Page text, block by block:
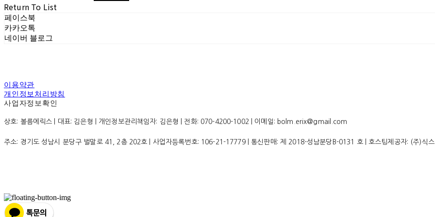
Return To List
페이스북
카카오톡
네이버 블로그
이용약관
개인정보처리방침
사업자정보확인
상호: 볼름에릭스 | 대표: 김은형 | 개인정보관리책임자: 김은형 | 전화: 070-4200-1002 | 이메일: bolm.erix@gmail.com
주소: 경기도 성남시 분당구 벌말로 41, 2층 202호 | 사업자등록번호: 106-21-17779| 통신판매: 제 2018-성남분당B-0131 호| 호스팅제공자: (주)식